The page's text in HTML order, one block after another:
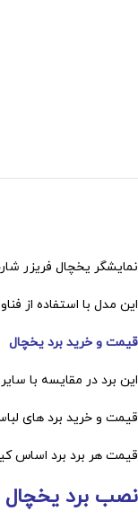
نمایشگر یخچال فریزر
این مدل با استفاده از
قیمت و خرید برد یخچال
این برد در مقایسه با
قیمت و خرید برد های
قیمت هر برد برد اساس
نصب برد یخچال